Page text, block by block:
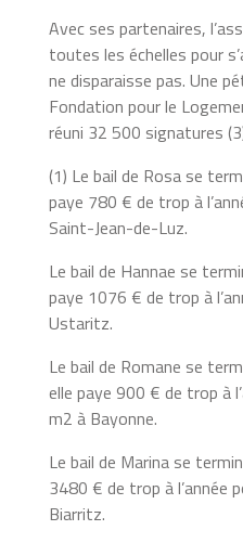
Avec ses partenaires,
toutes les échelles pour
ne disparaisse pas. Une
Fondation pour le
réuni 32 500 signatures
(1) Le bail de Rosa se
paye 780 € de trop à
Saint-Jean-de-Luz.
Le bail de Hannae se
paye 1076 € de trop à
Ustaritz.
Le bail de Romane se
elle paye 900 € de trop à
m2 à Bayonne.
Le bail de Marina se
3480 € de trop à l’année
Biarritz.